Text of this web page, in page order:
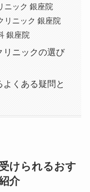
ニック 銀座院
リニック 銀座院
銀座院
リニックの選び
くある疑問と
けられるおす
介